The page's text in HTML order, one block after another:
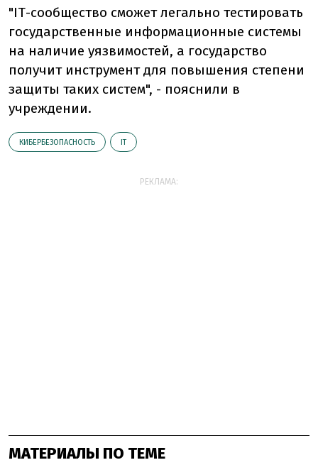
"ІТ-сообщество сможет легально тестировать
государственные информационные системы
на наличие уязвимостей, а государство
получит инструмент для повышения степени
защиты таких систем", - пояснили в
учреждении.
КИБЕРБЕЗОПАСНОСТЬ ІТ
РЕКЛАМА:
МАТЕРИАЛЫ ПО ТЕМЕ